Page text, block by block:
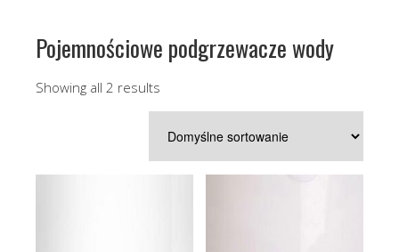
Pojemnościowe podgrzewacze wody
Showing all 2 results